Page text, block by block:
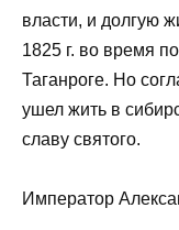
власти, и долгую
1825 г. во время
Таганроге. Но
ушел жить в
славу святого.
Император